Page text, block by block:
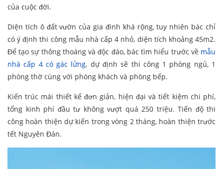
của cuộc đời.
Diện tích ô đất vườn của gia đình khá rộng, tuy nhiên bác chỉ
có ý định thi công mẫu nhà cấp 4 nhỏ, diện tích khoảng 45m2.
Để tạo sự thông thoáng và độc đáo, bác tìm hiểu trước về mẫu
nhà cấp 4 có gác lửng, dự định sẽ thi công 1 phòng ngủ, 1
phòng thờ cùng với phòng khách và phòng bếp.
Kiến trúc mái thiết kế đơn giản, hiện đại và tiết kiệm chi phí,
tổng kinh phí đầu tư không vượt quá 250 triệu. Tiến độ thi
công hoàn thiện dự kiến trong vòng 2 tháng, hoàn thiện trước
tết Nguyên Đán.